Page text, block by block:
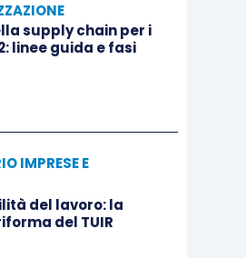
supply chain per i
linee guida e fasi
IMPRESE E
del lavoro: la
del TUIR